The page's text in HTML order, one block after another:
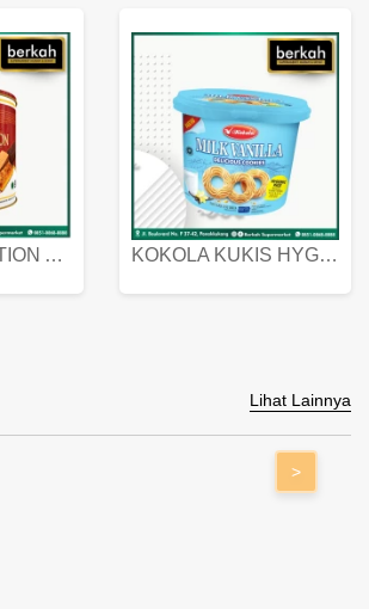
UBM CORONATION ASSORTED BISKUIT KALENG 450 GRAM KOKOLA KUKIS HYGIENIC MILK VANILLA PACK 320 GR
Lihat Lainnya
>